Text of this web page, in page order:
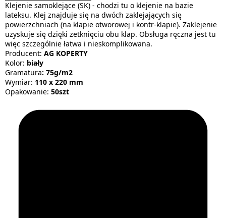
Klejenie samoklejące (SK) - chodzi tu o klejenie na bazie
lateksu. Klej znajduje się na dwóch zaklejających się
powierzchniach (na klapie otworowej i kontr-klapie). Zaklejenie
uzyskuje się dzięki zetknięciu obu klap. Obsługa ręczna jest tu
więc szczególnie łatwa i nieskomplikowana.
Producent: AG KOPERTY
Kolor: biały
Gramatura: 75g/m2
Wymiar: 110 x 220 mm
Opakowanie: 50szt